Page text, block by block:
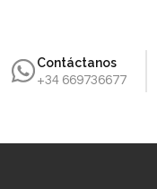
Contáctanos
+34 669736677